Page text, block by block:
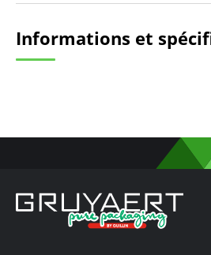
Informations et